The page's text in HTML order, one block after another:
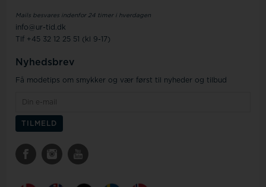
Mails besvares indenfor 24 timer i hverdagen
info@ur-tid.dk
Tlf +45 32 12 25 51 (kl 9-17)
Nyhedsbrev
Få modetips om smykker og vær først til nyheder og tilbud